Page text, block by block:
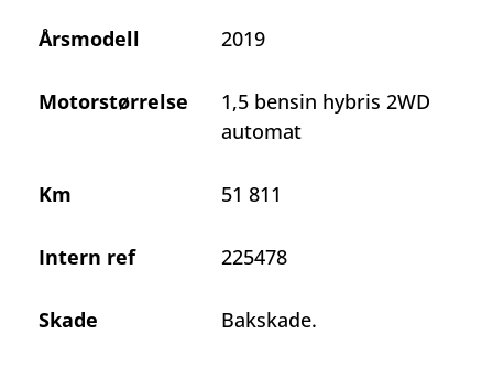
Årsmodell 2019
Motorstørrelse
1,5 bensin hybris 2WD
automat
Km 51 811
Intern ref 225478
Skade Bakskade.